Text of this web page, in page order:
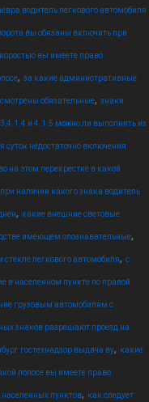
водитель легкового автомобиля
вы обязаны включить при
вы имеете право
, за какие административные
обязательные, знаки
и 4.1.5 можно ли выполнять из
суток недостаточно включения
на этом перекрестке в какой
при наличии какого знака водитель
, какие внешние световые
имеющем опознавательные,
легкового автомобиля, с
в населенном пункте по правой
грузовым автомобилям с
знаков разрешают проезд на
гостехнадзор выдача ву, какие
полосе вы имеете право
пунктов, как следует